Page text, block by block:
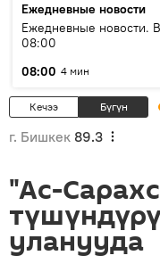
Ежедневные новости
Ежедневные новости.
08:00
08:00 4 мин
Кечээ Бүгүн
г. Бишкек 89.3
"Аc-
уланууда